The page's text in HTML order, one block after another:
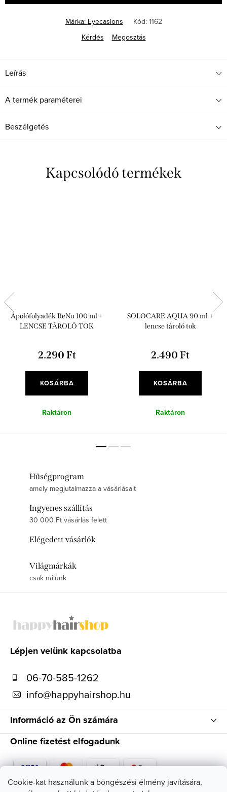
Cookie-kat használunk a böngészési élmény javítására,
Márka: Eyecasions Kód: 1162
Kérdés
Megosztás
Leírás
A termék paraméterei
Beszélgetés
Kapcsolódó termékek
Ápolófolyadék ReNu 100 ml +
LENCSE TÁROLÓ TOK
2.290 Ft
KOSÁRBA
Raktáron
SOLOCARE AQUA 90 ml +
lencse tároló tok
2.490 Ft
KOSÁRBA
Raktáron
Hűségprogram
amely megjutalmazza a vásárlásait
Ingyenes szállítás
30 000 Ft vásárlás felett
Elégedett vásárlók
Világmárkák
csak nálunk
Lépjen velünk kapcsolatba
06-70-585-1262
info@happyhairshop.hu
Információ az Ön számára
Online fizetést elfogadunk